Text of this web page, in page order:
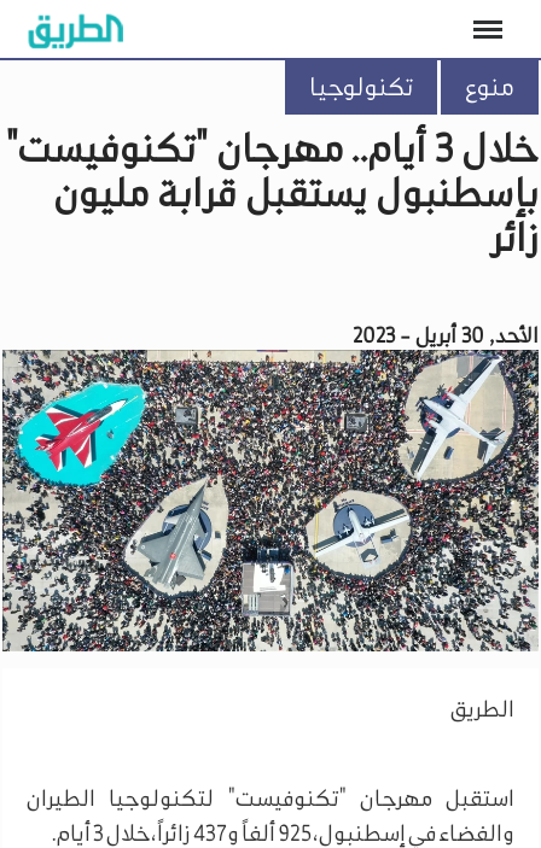
منوع تكنولوجيا
خلال 3 أيام.. مهرجان "تكنوفيست"
بإسطنبول يستقبل قرابة مليون
زائر
الأحد, 30 أبريل - 2023
الطريق
استقبل مهرجان "تكنوفيست" لتكنولوجيا الطيران
والفضاء في إسطنبول، 925 ألفاً و437 زائراً، خلال 3 أيام.